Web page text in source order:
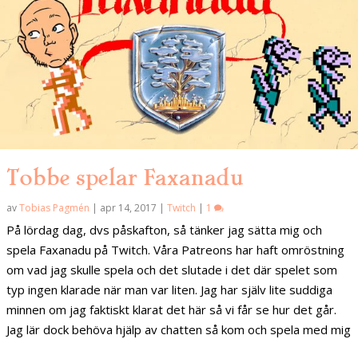
Tobbe spelar Faxanadu
avTobias Pagmén | apr 14, 2017 | Twitch | 1
På lördag dag, dvs påskafton, så tänker jag sätta mig och
spela Faxanadu på Twitch. Våra Patreons har haft omröstning
om vad jag skulle spela och det slutade i det där spelet som
typ ingen klarade när man var liten. Jag har själv lite suddiga
minnen om jag faktiskt klarat det här så vi får se hur det går.
Jag lär dock behöva hjälp av chatten så kom och spela med mig